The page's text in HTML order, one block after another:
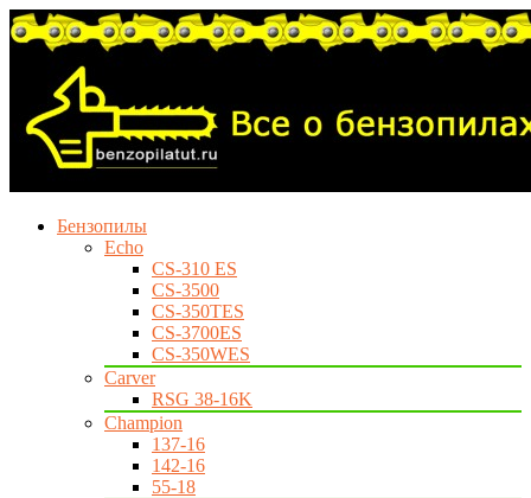
Бензопилы
Echo
CS-310 ES
CS-3500
CS-350TES
CS-3700ES
CS-350WES
Carver
RSG 38-16K
Champion
137-16
142-16
55-18